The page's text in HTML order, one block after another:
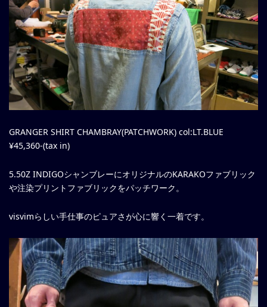
GRANGER SHIRT CHAMBRAY(PATCHWORK) col:LT.BLUE
¥45,360-(tax in)
5.50Z INDIGOシャンブレーにオリジナルのKARAKOファブリック
や注染プリントファブリックをパッチワーク。
visvimらしい手仕事のピュアさが心に響く一着です。